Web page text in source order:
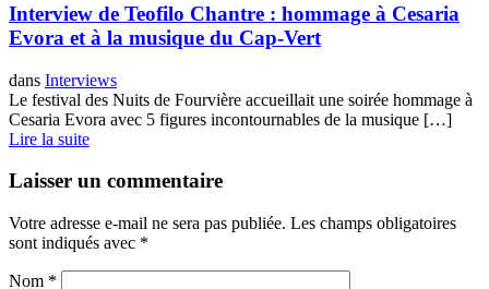
Interview de Teofilo Chantre : hommage à Cesaria
Evora et à la musique du Cap-Vert
dans Interviews
Le festival des Nuits de Fourvière accueillait une soirée hommage à
Cesaria Evora avec 5 figures incontournables de la musique […]
Lire la suite
Laisser un commentaire
Votre adresse e-mail ne sera pas publiée. Les champs obligatoires
sont indiqués avec *
Nom *